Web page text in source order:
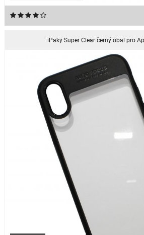
iPaky Super Clear černý obal pro